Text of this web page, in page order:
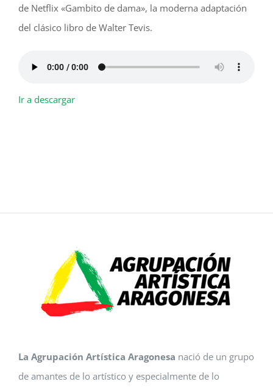
de Netflix «Gambito de dama», la moderna adaptación
del clásico libro de Walter Tevis.
Ir a descargar
La Agrupación Artística Aragonesa nació de un grupo
de amantes de lo artístico y especialmente de lo